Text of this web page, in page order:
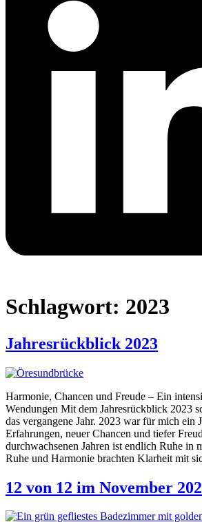
Schlagwort: 2023
Jahresrückblick 2023
Harmonie, Chancen und Freude – Ein
Wendungen Mit dem Jahresrückblick 2023
das vergangene Jahr. 2023 war für mich ein
Erfahrungen, neuer Chancen und tiefer
durchwachsenen Jahren ist endlich Ruhe in
Ruhe und Harmonie brachten Klarheit mit
12 von 12 im November